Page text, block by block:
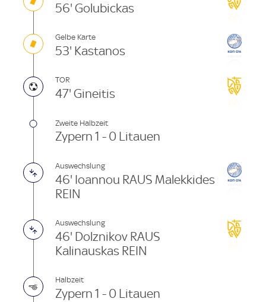
56' Golubickas
Gelbe Karte
53' Kastanos
TOR
47' Gineitis
Zweite Halbzeit
Zypern 1 - 0 Litauen
Auswechslung
46' Ioannou RAUS Malekkides
REIN
Auswechslung
46' Dolznikov RAUS
Kalinauskas REIN
Halbzeit
Zypern 1 - 0 Litauen